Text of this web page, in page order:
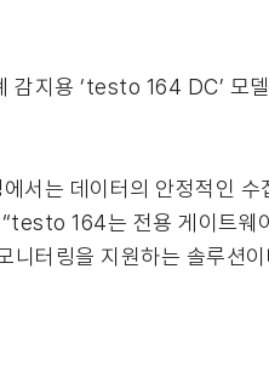
감지용 ‘testo 164 DC’ 모
는 데이터의 안정적인 수
164는 전용 게이트웨
터링을 지원하는 솔루션